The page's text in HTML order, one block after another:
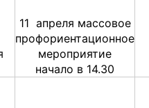
11 апреля массовое
профориентационное
мероприятие
начало в 14.30